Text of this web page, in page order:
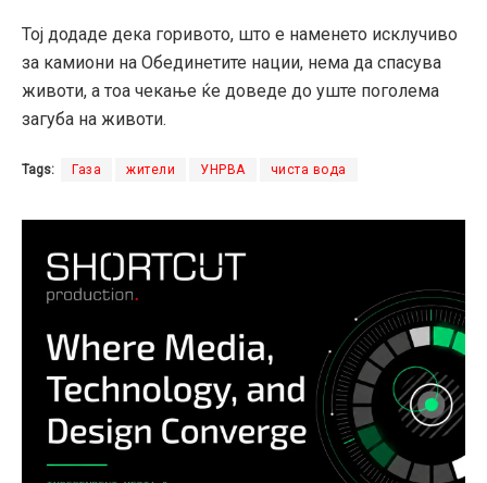
Тој додаде дека горивото, што е наменето исклучиво
за камиони на Обединетите нации, нема да спасува
животи, а тоа чекање ќе доведе до уште поголема
загуба на животи.
Tags: Газа жители УНРВА чиста вода